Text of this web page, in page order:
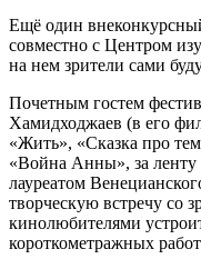
Ещё один
совместно с Центром
на нем зрители сами
Почетным гостем
Хамидходжаев (в его
«Жить», «Сказка про
«Война Анны», за
лауреатом
творческую встречу со
кинолюбителями
короткометражных